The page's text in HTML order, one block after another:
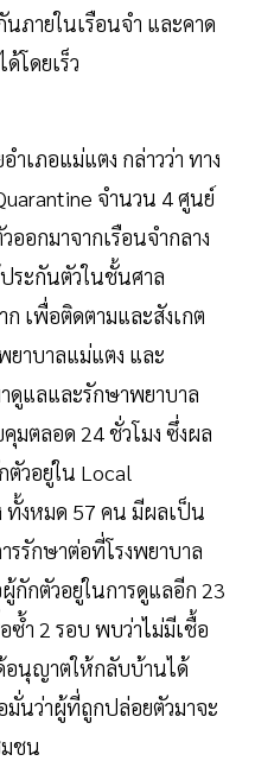
ภายในเรือนจำ และคาด
โดยเร็ว
เภอแม่แตง กล่าวว่า ทาง
จำนวน 4 ศูนย์
ออกมาจากเรือนจำกลาง
ระกันตัวในชั้นศาล
ก เพื่อติดตามและสังเกต
ยาบาลแม่แตง และ
ดูแลและรักษาพยาบาล
มตลอด 24 ชั่วโมง ซึ่งผล
วอยู่ใน Local
ทั้งหมด 57 คน มีผลเป็น
รรักษาต่อที่โรงพยาบาล
กักตัวอยู่ในการดูแลอีก 23
ำ 2 รอบ พบว่าไม่มีเชื้อ
อนุญาตให้กลับบ้านได้
นว่าผู้ที่ถูกปล่อยตัวมาจะ
ชน